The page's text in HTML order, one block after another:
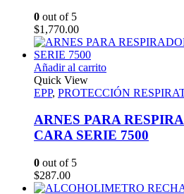
0 out of 5
$1,770.00
Añadir al carrito
Quick View
EPP, PROTECCIÓN
ARNES PARA
CARA SERIE 7500
0 out of 5
$287.00